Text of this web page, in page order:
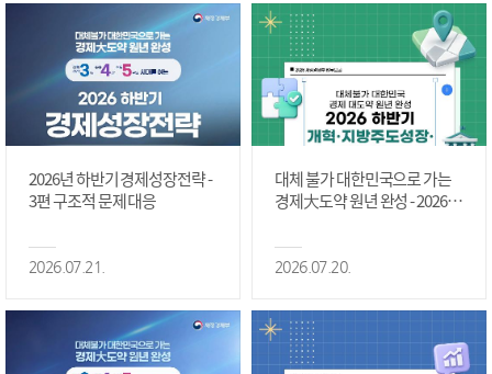
2026년 하반기 경제성장전략 -
3편 구조적 문제 대응
2026.07.21.
대체 불가 대한민국으로 가는
경제大도약 원년 완성 - 2026 하
정상화 #2편
2026.07.20.